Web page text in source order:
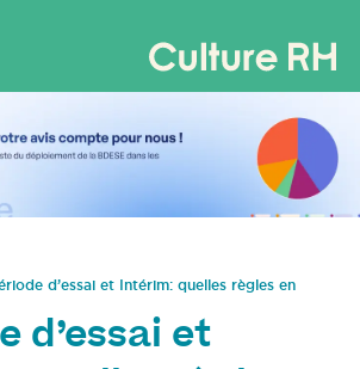
d’essai et Intérim: quelles règles en
d’essai et